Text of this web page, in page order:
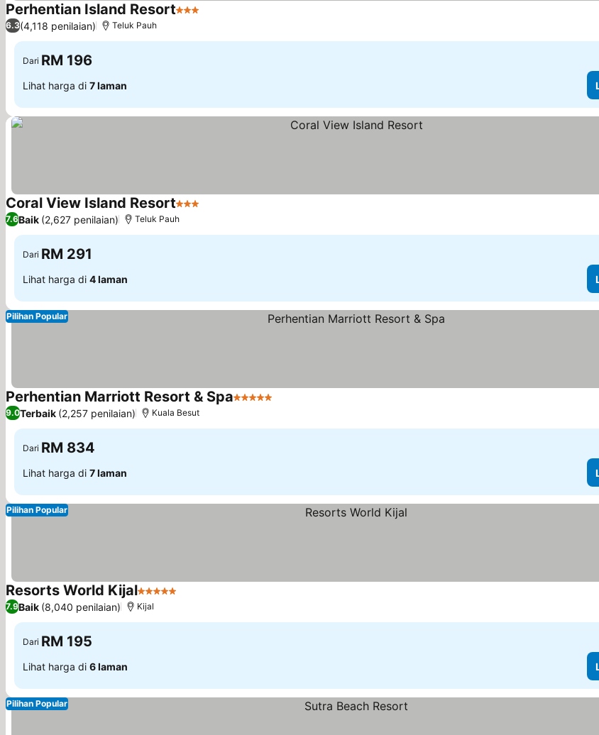
Perhentian Island Resort3 Bintang
6.3(4,118 penilaian) Teluk Pauh
Dari RM 196
Lihat harga di 7 laman
Coral View Island Resort3 Bintang
7.6Baik (2,627 penilaian) Teluk Pauh
Dari RM 291
Lihat harga di 4 laman
Pilihan Popular
Perhentian Marriott Resort & Spa5 Bintang
9.0Terbaik (2,257 penilaian) Kuala Besut
Dari RM 834
Lihat harga di 7 laman
Pilihan Popular
Resorts World Kijal5 Bintang
7.9Baik (8,040 penilaian) Kijal
Dari RM 195
Lihat harga di 6 laman
Pilihan Popular